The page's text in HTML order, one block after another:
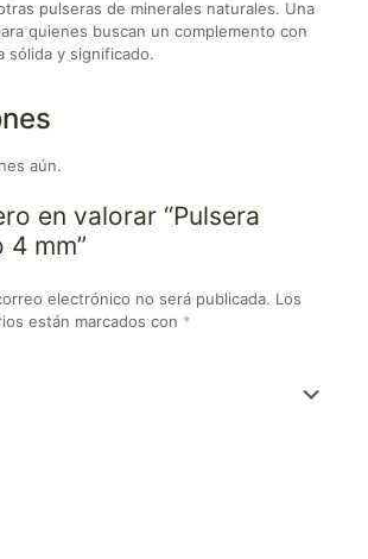
pulseras de minerales naturales. Una
quienes buscan un complemento con
sólida y significado.
aún.
en valorar “Pulsera
4 mm”
electrónico no será publicada. Los
están marcados con *